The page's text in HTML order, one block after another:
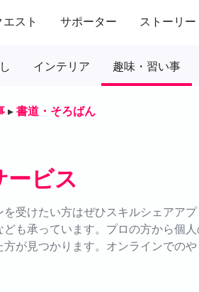
エスト サポーター ストーリー
インテリア 趣味・習い事
▸ 書道・そろばん
ービス
受けたい方はぜひスキルシェアア
も承っています。プロの方から個
が見つかります。オンラインでの